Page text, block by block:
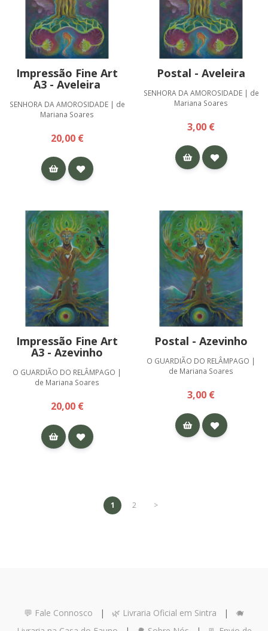
Impressão Fine Art
A3 - Aveleira
SENHORA DA AMOROSIDADE | de
Mariana Soares
20,00 €
Postal - Aveleira
SENHORA DA AMOROSIDADE | de
Mariana Soares
3,00 €
Impressão Fine Art
A3 - Azevinho
O GUARDIÃO DO RELÂMPAGO |
de Mariana Soares
20,00 €
Postal - Azevinho
O GUARDIÃO DO RELÂMPAGO |
de Mariana Soares
3,00 €
1 2 >
💬 Fale Connosco | 🌿 Livraria Oficial em Sintra | 🐗